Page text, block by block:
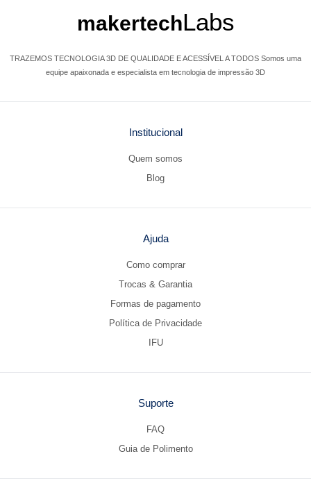
makertechLabs
TRAZEMOS TECNOLOGIA 3D DE QUALIDADE E ACESSÍVEL A TODOS Somos uma
equipe apaixonada e especialista em tecnologia de impressão 3D
Institucional
Quem somos
Blog
Ajuda
Como comprar
Trocas & Garantia
Formas de pagamento
Política de Privacidade
IFU
Suporte
FAQ
Guia de Polimento